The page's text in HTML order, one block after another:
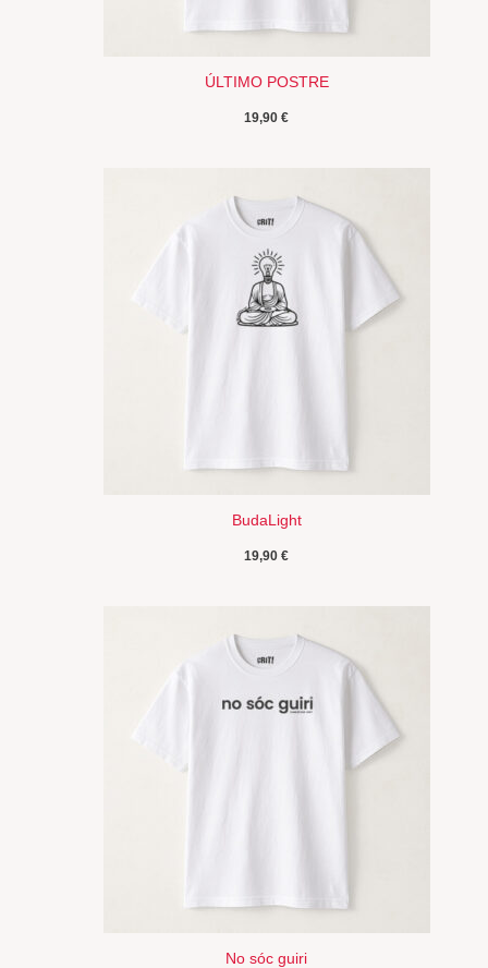
ÚLTIMO POSTRE
19,90€
BudaLight
19,90€
No sóc guiri